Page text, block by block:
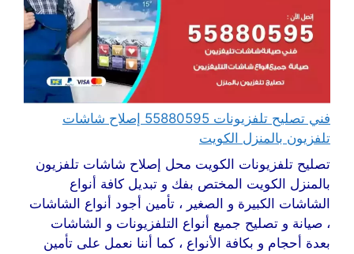
فني تصليح تلفزيونات 55880595 إصلاح شاشات
تلفزيون بالمنزل الكويت
تصليح تلفزيونات الكويت محل إصلاح شاشات تلفزيون
بالمنزل الكويت المختص بفك و تبديل كافة أنواع
الشاشات الكبيرة و الصغير ، تأمين أجود أنواع الشاشات
، صيانة و تصليح جميع أنواع التلفزيونات و الشاشات
بعدة أحجام و بكافة الأنواع ، كما أننا نعمل على تأمين